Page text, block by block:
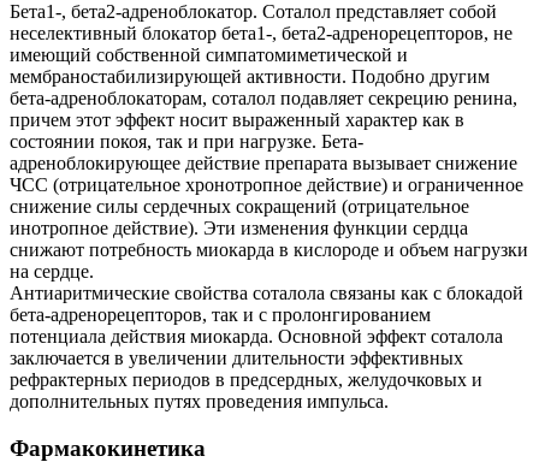
Бета1-, бета2-адреноблокатор. Соталол представляет собой
неселективный блокатор бета1-, бета2-адренорецепторов, не
имеющий собственной симпатомиметической и
мембраностабилизирующей активности. Подобно другим
бета-адреноблокаторам, соталол подавляет секрецию ренина,
причем этот эффект носит выраженный характер как в
состоянии покоя, так и при нагрузке. Бета-
адреноблокирующее действие препарата вызывает снижение
ЧСС (отрицательное хронотропное действие) и ограниченное
снижение силы сердечных сокращений (отрицательное
инотропное действие). Эти изменения функции сердца
снижают потребность миокарда в кислороде и объем нагрузки
на сердце.
Антиаритмические свойства соталола связаны как с блокадой
бета-адренорецепторов, так и с пролонгированием
потенциала действия миокарда. Основной эффект соталола
заключается в увеличении длительности эффективных
рефрактерных периодов в предсердных, желудочковых и
дополнительных путях проведения импульса.
Фармакокинетика